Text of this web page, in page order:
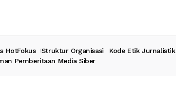
HotFokus Struktur Organisasi
Kode Etik Jurnalistik
Pemberitaan Media Siber